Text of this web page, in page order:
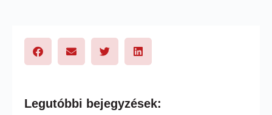
Legutóbbi bejegyzések: